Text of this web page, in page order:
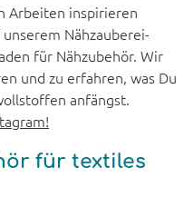
Arbeiten inspirieren
Nähzauberei-
für Nähzubehör. Wir
und zu erfahren, was Du
anfängst.
für textiles